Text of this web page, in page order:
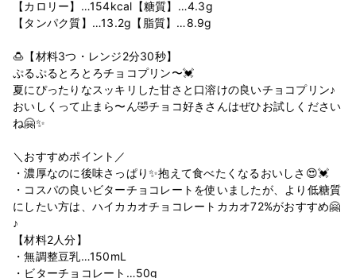
【カロリー】…154kcal【糖質】…4.3g
【タンパク質】…13.2g【脂質】…8.9g
🍮【材料3つ・レンジ2分30秒】
ぷるぷるとろとろチョコプリン〜💓
夏にぴったりなスッキリした甘さと口溶けの良いチョコプリン♪
おいしくって止まら〜ん🤣チョコ好きさんはぜひお試しください
ね🤗✨
＼おすすめポイント／
・濃厚なのに後味さっぱり✨抱えて食べたくなるおいしさ😍💓
・​​​​​​コスパの良いビターチョコレートを使いましたが、より低糖質
にしたい方は、ハイカカオチョコレートカカオ72%がおすすめ🤗
♪
【材料2人分】
・無調整豆乳…150mL
・ビターチョコレート…50g